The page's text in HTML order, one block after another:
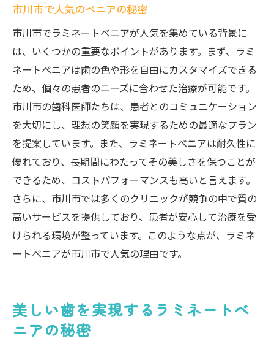
市川市で人気のべニアの秘密
市川市でラミネートべニアが人気を集めている背景に
は、いくつかの重要なポイントがあります。まず、ラミ
ネートべニアは歯の色や形を自由にカスタマイズできる
ため、個々の患者のニーズに合わせた治療が可能です。
市川市の歯科医師たちは、患者とのコミュニケーション
を大切にし、理想の笑顔を実現するための最適なプラン
を提案しています。また、ラミネートべニアは耐久性に
優れており、長期間にわたってその美しさを保つことが
できるため、コストパフォーマンスも高いと言えます。
さらに、市川市では多くのクリニックが競争の中で質の
高いサービスを提供しており、患者が安心して治療を受
けられる環境が整っています。このような点が、ラミネ
ートべニアが市川市で人気の理由です。
美しい歯を実現するラミネートべ
ニアの秘密